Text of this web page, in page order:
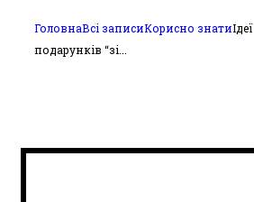
ГоловнаВсі записиКорисно знатиІдеї
подарунків “зі...